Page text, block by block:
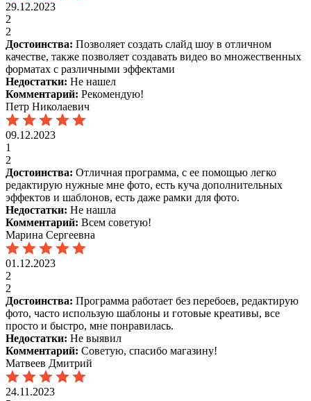
29.12.2023
2
2
Достоинства: Позволяет создать слайд шоу в отличном
качестве, также позволяет создавать видео во множественных
форматах с различными эффектами
Недостатки: Не нашел
Комментарий: Рекомендую!
Петр Николаевич
09.12.2023
1
2
Достоинства: Отличная программа, с ее помощью легко
редактирую нужные мне фото, есть куча дополнительных
эффектов и шаблонов, есть даже рамки для фото.
Недостатки: Не нашла
Комментарий: Всем советую!
Марина Сергеевна
01.12.2023
2
2
Достоинства: Программа работает без перебоев, редактирую
фото, часто использую шаблоны и готовые креативы, все
просто и быстро, мне понравилась.
Недостатки: Не выявил
Комментарий: Советую, спасибо магазину!
Матвеев Дмитрий
24.11.2023